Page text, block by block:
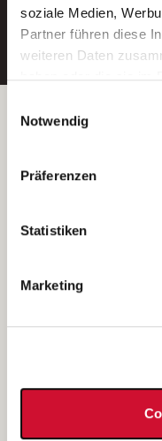
soziale Medien,
Partner führen diese
weiteren Daten
Wenn Sie auf
Sie der Speicherung
Ihre Einwilligung
indem Sie die Cookie-
unserer
Notwendig
Präferenzen
Statistiken
Marketing
E-
Betreiber der
Kantstraße 45a
(Ein
e.V.)
Bewerbung als
Bewerbung als Erzieher*in